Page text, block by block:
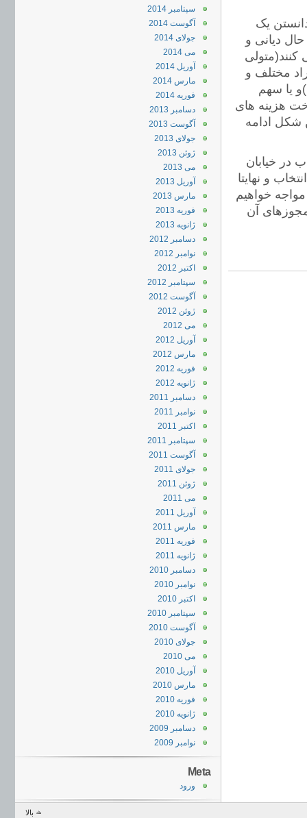
یک
دیانی و
مختلف و
یا سهم
هزینه های
شکل ادامه
در خیابان
و نهایتا
خواهیم
آن
سپتامبر 2014
آگوست 2014
جولای 2014
می 2014
آوریل 2014
مارس 2014
فوریه 2014
دسامبر 2013
آگوست 2013
جولای 2013
ژوئن 2013
می 2013
آوریل 2013
مارس 2013
فوریه 2013
ژانویه 2013
دسامبر 2012
نوامبر 2012
اکتبر 2012
سپتامبر 2012
آگوست 2012
ژوئن 2012
می 2012
آوریل 2012
مارس 2012
فوریه 2012
ژانویه 2012
دسامبر 2011
نوامبر 2011
اکتبر 2011
سپتامبر 2011
آگوست 2011
جولای 2011
ژوئن 2011
می 2011
آوریل 2011
مارس 2011
فوریه 2011
ژانویه 2011
دسامبر 2010
نوامبر 2010
اکتبر 2010
سپتامبر 2010
آگوست 2010
جولای 2010
می 2010
آوریل 2010
مارس 2010
فوریه 2010
ژانویه 2010
دسامبر 2009
نوامبر 2009
Meta
ورود
بالا